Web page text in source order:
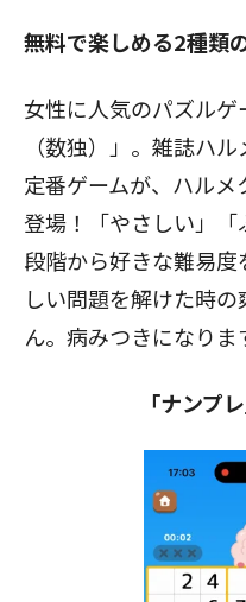
無料で楽しめる2種類
女性に人気のパズル
（数独）」。雑誌ハ
定番ゲームが、ハルメ
登場！「やさしい」
段階から好きな難易
しい問題を解けた時
ん。病みつきになりま
「ナンプ